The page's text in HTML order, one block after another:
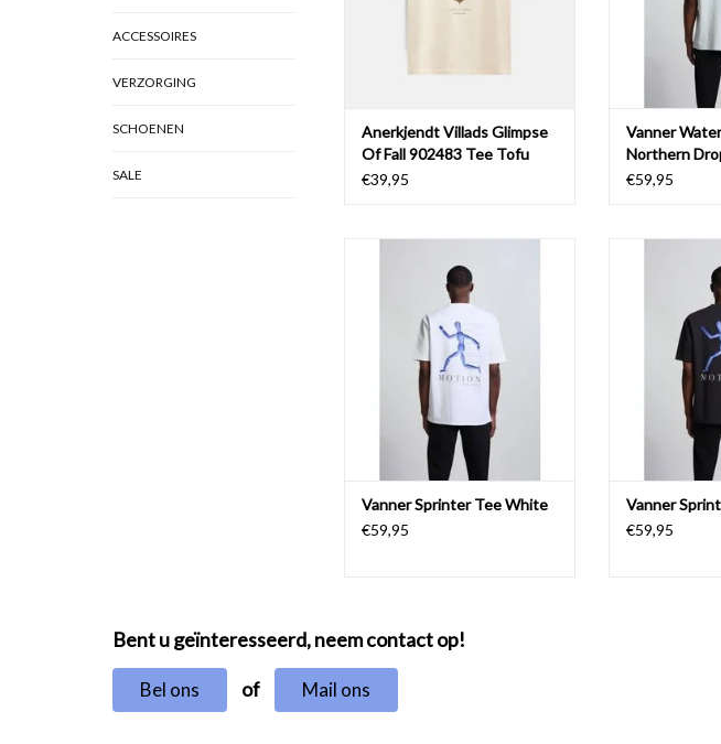
ACCESSOIRES
VERZORGING
SCHOENEN
SALE
Anerkjendt Villads Glimpse
Of Fall 902483 Tee Tofu
€39,95
Vanner
Northern
€59,95
TOEVOEGEN AAN WINKELWAGEN
Vanner Sprinter Tee White
€59,95
TOEVOEGEN
Vanner
€59,95
Bent u geïnteresseerd, neem contact op!
Bel ons of Mail ons